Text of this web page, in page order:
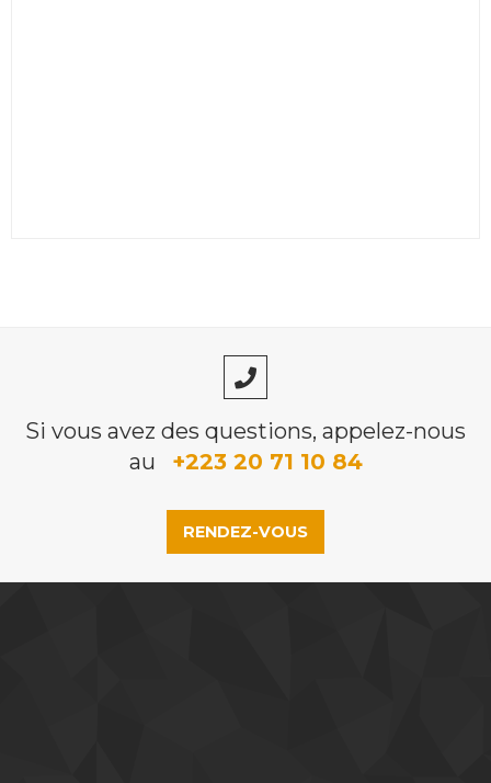
Si vous avez des questions, appelez-nous
au
+223 20 71 10 84
RENDEZ-VOUS